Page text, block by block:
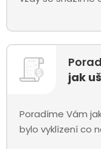
jak
Poradíme Vám
bylo vyklízení co